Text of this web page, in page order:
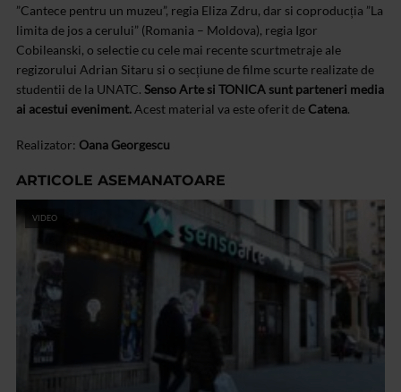
”Cantece pentru un muzeu”, regia Eliza Zdru, dar si coproducția ”La
limita de jos a cerului” (Romania – Moldova), regia Igor
Cobileanski, o selectie cu cele mai recente scurtmetraje ale
regizorului Adrian Sitaru si o secțiune de filme scurte realizate de
studentii de la UNATC. Senso Arte si TONICA sunt parteneri media
ai acestui eveniment. Acest material va este oferit de Catena.
Realizator: Oana Georgescu
ARTICOLE ASEMANATOARE
VIDEO